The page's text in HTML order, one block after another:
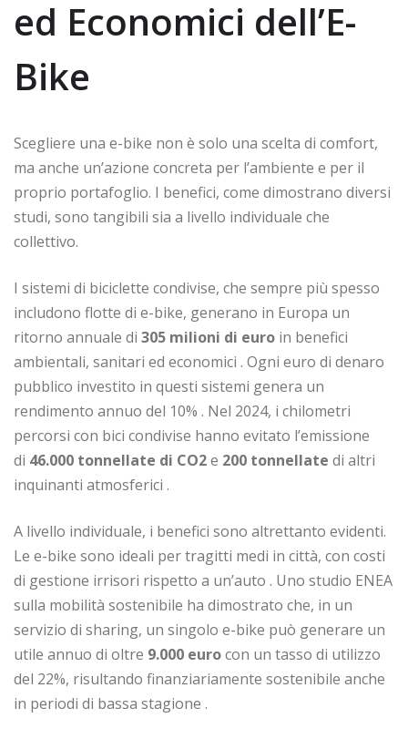
ed Economici dell’E-
Bike
Scegliere una e-bike non è solo una scelta di comfort,
ma anche un’azione concreta per l’ambiente e per il
proprio portafoglio. I benefici, come dimostrano diversi
studi, sono tangibili sia a livello individuale che
collettivo.
I sistemi di biciclette condivise, che sempre più spesso
includono flotte di e-bike, generano in Europa un
ritorno annuale di 305 milioni di euro in benefici
ambientali, sanitari ed economici . Ogni euro di denaro
pubblico investito in questi sistemi genera un
rendimento annuo del 10% . Nel 2024, i chilometri
percorsi con bici condivise hanno evitato l’emissione
di 46.000 tonnellate di CO2e 200 tonnellate di altri
inquinanti atmosferici .
A livello individuale, i benefici sono altrettanto evidenti.
Le e-bike sono ideali per tragitti medi in città, con costi
di gestione irrisori rispetto a un’auto . Uno studio ENEA
sulla mobilità sostenibile ha dimostrato che, in un
servizio di sharing, un singolo e-bike può generare un
utile annuo di oltre 9.000 eurocon un tasso di utilizzo
del 22%, risultando finanziariamente sostenibile anche
in periodi di bassa stagione .